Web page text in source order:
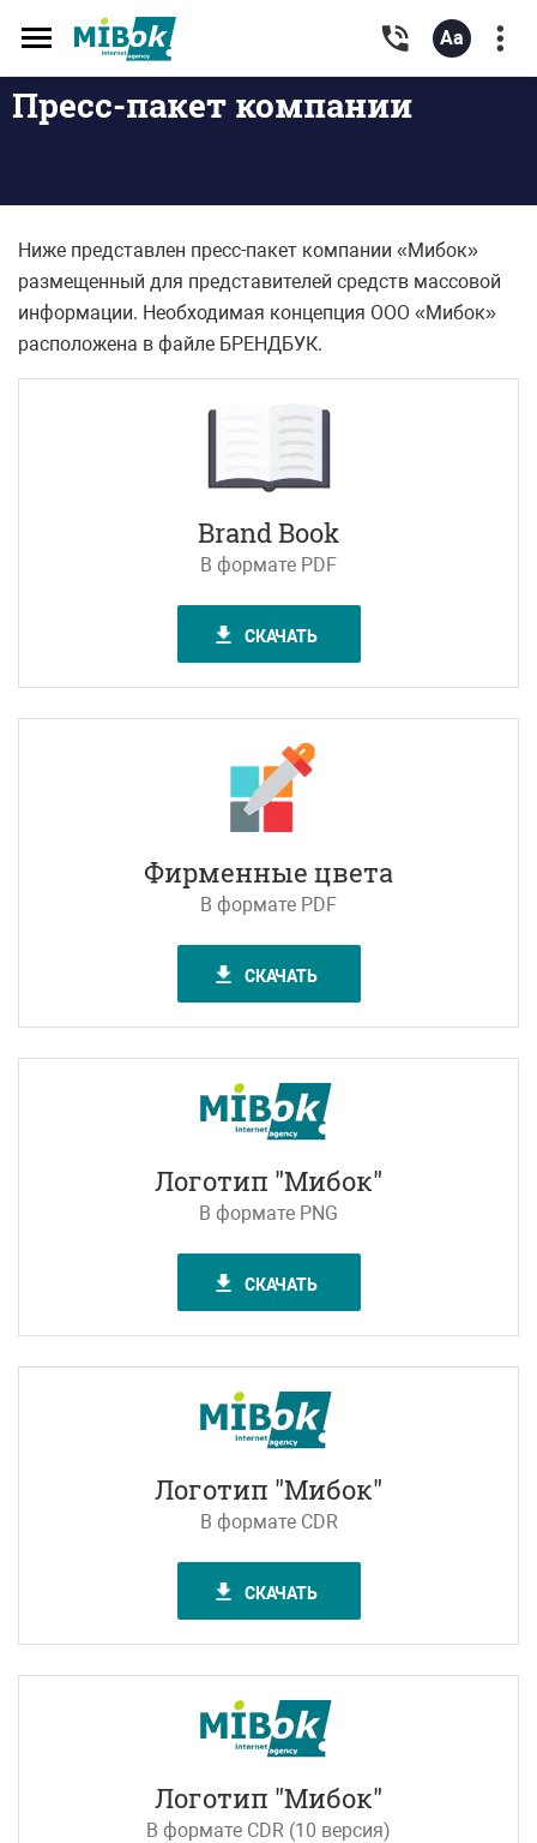
Toggle
navigation
Пресс-пакет компании
Ниже представлен пресс-пакет компании «Мибок»
размещенный для представителей средств массовой
информации. Необходимая концепция ООО «Мибок»
расположена в файле БРЕНДБУК.
Brand Book
В формате PDF
СКАЧАТЬ
Фирменные цвета
В формате PDF
СКАЧАТЬ
Логотип "Мибок"
В формате PNG
СКАЧАТЬ
Логотип "Мибок"
В формате CDR
СКАЧАТЬ
Логотип "Мибок"
В формате CDR (10 версия)